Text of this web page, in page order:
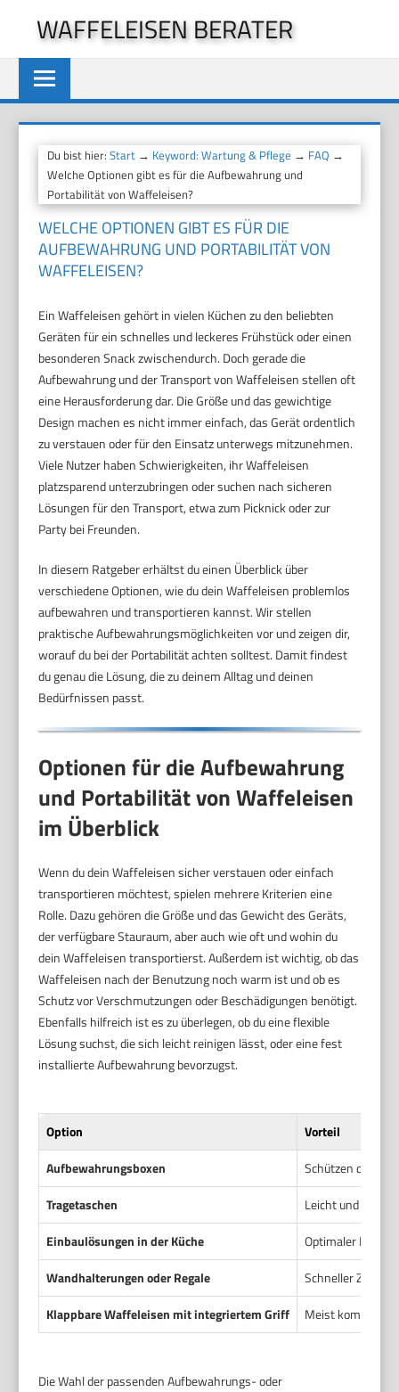
springen
WAFFELEISEN BERATER
Du bist hier:Start → Keyword: Wartung & Pflege → FAQ →
Welche Optionen gibt es für die Aufbewahrung und
Portabilität von Waffeleisen?
WELCHE OPTIONEN GIBT ES FÜR DIE
AUFBEWAHRUNG UND PORTABILITÄT VON
WAFFELEISEN?
Ein Waffeleisen gehört in vielen Küchen zu den beliebten
Geräten für ein schnelles und leckeres Frühstück oder einen
besonderen Snack zwischendurch. Doch gerade die
Aufbewahrung und der Transport von Waffeleisen stellen oft
eine Herausforderung dar. Die Größe und das gewichtige
Design machen es nicht immer einfach, das Gerät ordentlich
zu verstauen oder für den Einsatz unterwegs mitzunehmen.
Viele Nutzer haben Schwierigkeiten, ihr Waffeleisen
platzsparend unterzubringen oder suchen nach sicheren
Lösungen für den Transport, etwa zum Picknick oder zur
Party bei Freunden.
In diesem Ratgeber erhältst du einen Überblick über
verschiedene Optionen, wie du dein Waffeleisen problemlos
aufbewahren und transportieren kannst. Wir stellen
praktische Aufbewahrungsmöglichkeiten vor und zeigen dir,
worauf du bei der Portabilität achten solltest. Damit findest
du genau die Lösung, die zu deinem Alltag und deinen
Bedürfnissen passt.
Optionen für die Aufbewahrung
und Portabilität von Waffeleisen
im Überblick
Wenn du dein Waffeleisen sicher verstauen oder einfach
transportieren möchtest, spielen mehrere Kriterien eine
Rolle. Dazu gehören die Größe und das Gewicht des Geräts,
der verfügbare Stauraum, aber auch wie oft und wohin du
dein Waffeleisen transportierst. Außerdem ist wichtig, ob das
Waffeleisen nach der Benutzung noch warm ist und ob es
Schutz vor Verschmutzungen oder Beschädigungen benötigt.
Ebenfalls hilfreich ist es zu überlegen, ob du eine flexible
Lösung suchst, die sich leicht reinigen lässt, oder eine fest
installierte Aufbewahrung bevorzugst.
Option
Vorteil
Aufbewahrungsboxen
Schützen das
Tragetaschen
Leicht und
Einbaulösungen in der Küche
Optimaler Platz,
Wandhalterungen oder Regale
Schneller Zugriff
Klappbare Waffeleisen mit integriertem Griff
Meist kompakt
Die Wahl der passenden Aufbewahrungs- oder